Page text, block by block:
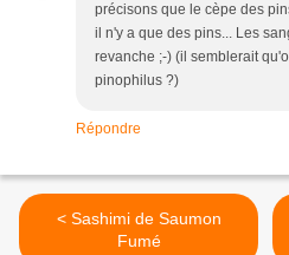
précisons que le cèpe des
il n'y a que des pins... Les
revanche ;-) (il semblerait
pinophilus ?)
Répondre
< Sashimi de Saumon
Fumé